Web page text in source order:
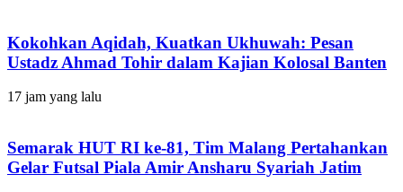
Kokohkan Aqidah, Kuatkan Ukhuwah: Pesan
Ustadz Ahmad Tohir dalam Kajian Kolosal Banten
17 jam yang lalu
Semarak HUT RI ke-81, Tim Malang Pertahankan
Gelar Futsal Piala Amir Ansharu Syariah Jatim